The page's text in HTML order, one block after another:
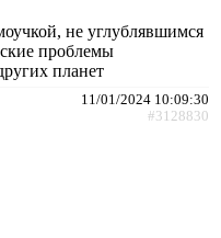
не углублявшимся
проблемы
планет
11/01/2024 10:09:30
#3128830